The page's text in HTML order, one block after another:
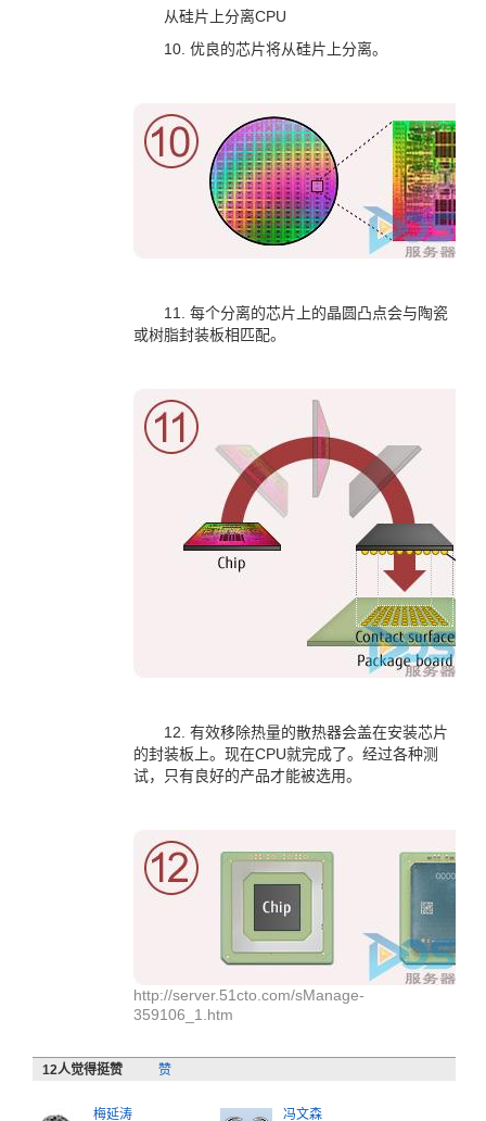
从硅片上分离CPU
10. 优良的芯片将从硅片上分离。
11. 每个分离的芯片上的晶圆凸点会与陶瓷
或树脂封装板相匹配。
12. 有效移除热量的散热器会盖在安装芯片
的封装板上。现在CPU就完成了。经过各种测
试，只有良好的产品才能被选用。
http://server.51cto.com/sManage-
359106_1.htm
12人觉得挺赞 赞
梅延涛
冯文森